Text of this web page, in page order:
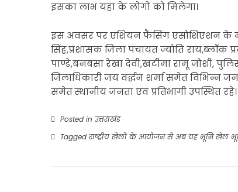
इसका लाभ यहां के लोगों को मिलेगा।
इस अवसर पर एशियन फैंसिंग एसोशिएशन के
सिंह,प्रशासक जिला पंचायत ज्योति राय,ब्लॉक
पाण्डे,बनबसा रेखा देवी,खटीमा रामू जोशी,
जिलाधिकारी जय वर्द्धन शर्मा समेत विभिन्न
समेत स्थानीय जनता एवं प्रतिभागी उपस्थित रहे।
Posted in उत्तराखंड
Tagged राष्ट्रीय खेलों के आयोजन से अब यह भूमि खेल